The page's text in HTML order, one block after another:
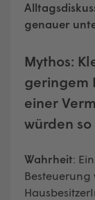
genauer
Mythos:
geringem
einer
würden
Wahrheit: